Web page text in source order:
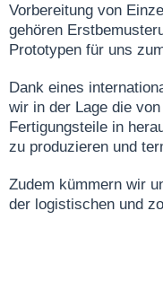
Vorbereitung von
gehören
Prototypen für uns
Dank eines
wir in der Lage die
Fertigungsteile in
zu produzieren und
Zudem kümmern wir
der logistischen und